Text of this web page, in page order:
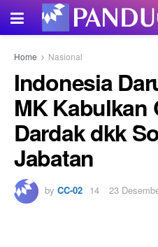
Home Nasional
Indonesia
MK Kabulkan
Dardak dkk
Jabatan
by CC-02 23